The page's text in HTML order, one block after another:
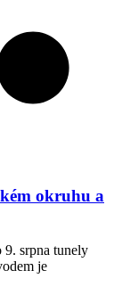
okruhu a
srpna tunely
je